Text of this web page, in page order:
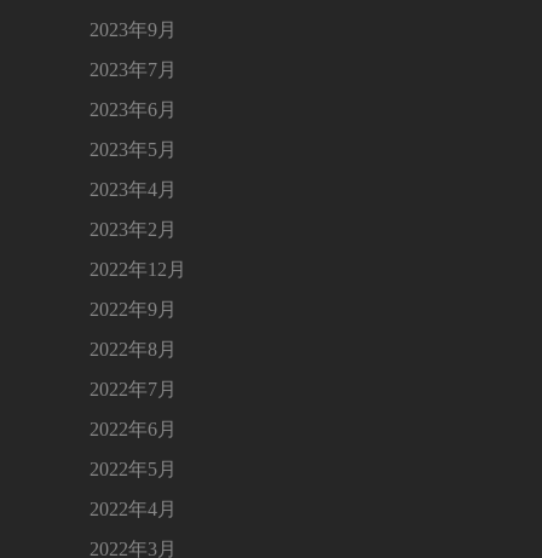
2023年9月
2023年7月
2023年6月
2023年5月
2023年4月
2023年2月
2022年12月
2022年9月
2022年8月
2022年7月
2022年6月
2022年5月
2022年4月
2022年3月